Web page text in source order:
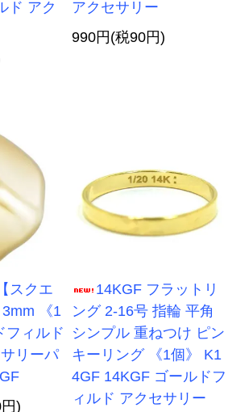
ド アク
アクセサリー
990円(税90円)
スクエ
《1
フィルド
リーパ
)
14KGF フラットリ
ング 2-16号 指輪 平角
シンプル 重ねつけ ピン
キーリング 《1個》 K1
4GF 14KGF ゴールドフ
ィルド アクセサリー